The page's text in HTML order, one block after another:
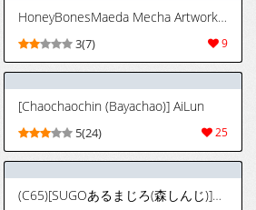
HoneyBonesMaeda Mecha Artwork Collection - Update July 2026
9
3(7)
[Chaochaochin (Bayachao)] AiLun
25
5(24)
(C65)[SUGOあるまじろ(森しんじ)]ほわまんR② ~ほわちゃんの初恋~ (Memories Off 2nd)